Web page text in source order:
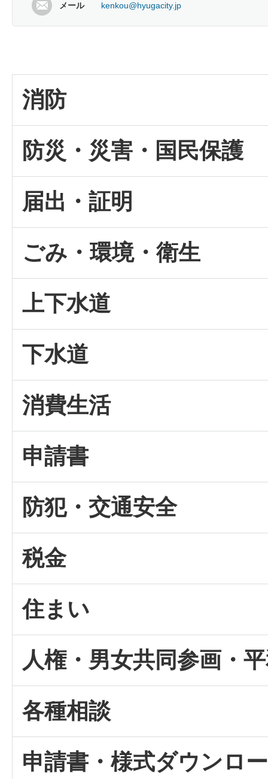
メール kenkou@hyugacity.jp
消防
防災・災害・国民保護
届出・証明
ごみ・環境・衛生
上下水道
下水道
消費生活
申請書
防犯・交通安全
税金
住まい
人権・男女共同参画・
各種相談
申請書・様式ダウンロ